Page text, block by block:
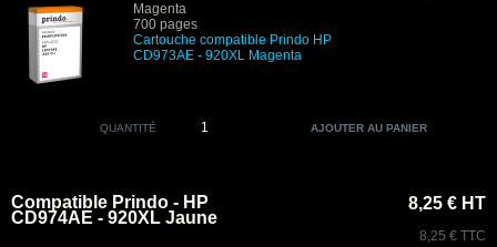
Magenta
700 pages
Cartouche compatible Prindo HP
CD973AE - 920XL Magenta
QUANTITÉ
Compatible Prindo - HP
CD974AE - 920XL Jaune
8,25 € HT
8,25 € TTC